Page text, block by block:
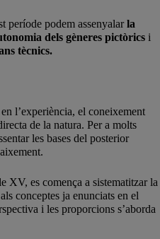
període podem assenyalar la
dels gèneres pictòrics i
tècnics.
l’experiència, el coneixement
de la natura. Per a molts
les bases del posterior
XV, es comença a sistematitzar la
conceptes ja enunciats en el
i les proporcions s’aborda